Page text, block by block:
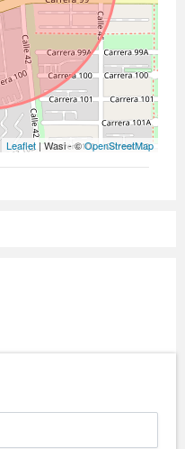
Leaflet | Wasi - ©OpenStreetMap